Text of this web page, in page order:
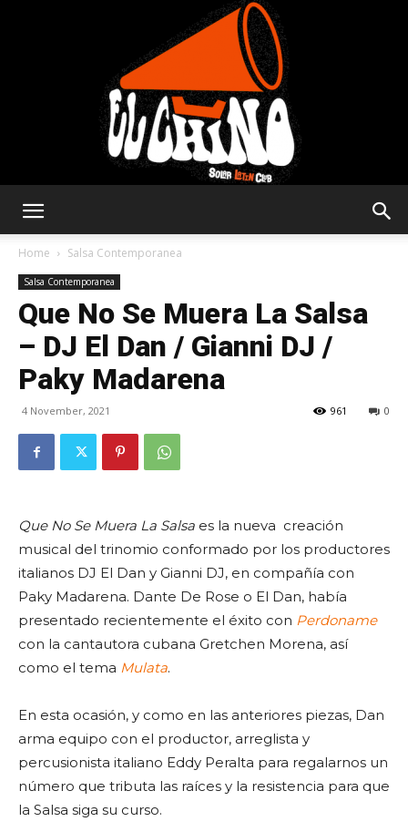
Latin
Club
Home Salsa Contemporanea
Salsa Contemporanea
Que No Se Muera La Salsa
– DJ El Dan / Gianni DJ /
Paky Madarena
4 November, 2021 0
961
Que No Se Muera La Salsa es la nueva creación
musical del trinomio conformado por los productores
italianos DJ El Dan y Gianni DJ, en compañía con
Paky Madarena. Dante De Rose o El Dan, había
presentado recientemente el éxito con Perdoname
con la cantautora cubana Gretchen Morena, así
como el tema Mulata.
En esta ocasión, y como en las anteriores piezas, Dan
arma equipo con el productor, arreglista y
percusionista italiano Eddy Peralta para regalarnos un
número que tributa las raíces y la resistencia para que
la Salsa siga su curso.